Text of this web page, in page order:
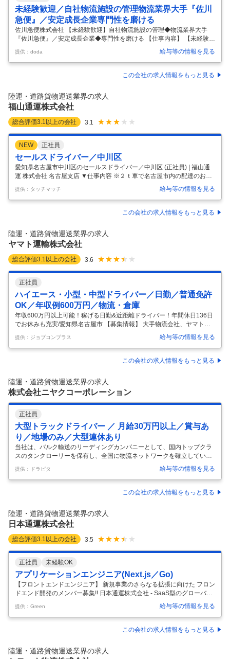
未経験歓迎／自社物流施設の管理物流業界大手『佐川
急便』／安定成長企業専門性を磨ける
佐川急便株式会社 【未経験歓迎】自社物流施設の管理◆物流業界大手
『佐川急便』／安定成長企業◆専門性を磨ける 【仕事内容】 【未経験歓
迎】自社物流施設の管理◆物流業界大手『佐川急便』／安定成長企業◆
専門性を磨ける 【具体的な仕事内容】 ～自社使用物流施設の管理／現場
対応少なめ／安定環境で専門性を磨く／物流業界大手『佐川急便』で安
定就業～ ■業務内容： ・物流業界のリーディングカンパニーである当社
します。 ・本ポジションは施工・工事の現場で手を動かす仕事ではな
く、修繕・設備管理に関わる事務処理や社内外調整が中心です。 ・未経
験の方でも…
提供：doda 給与等の情報を見る
この会社の求人情報をもっと見る
陸運・道路貨物運送業界の求人
福山通運株式会社
総合評価3.1 以上の会社 3.1
NEW 正社員
セールスドライバー／中川区
愛知県名古屋市中川区のセールスドライバー／中川区 (正社員) | 福山通
運 株式会社 名古屋支店 ▼仕事内容 ※２ｔ車で名古屋市内の配達のお仕
事です※２ヶ月の研修期間を設けています。 先輩と同行しながら、実務
的に商品知識と運転について教育を丁寧に行います。 初心者の方でもご
安心下さい。 ベテランドライバーが親切に教育させていただきます。 免
許支援制度もあります。 （変更範囲：原則なし） (愛知県名古屋市中川
与 月給201000〜385000円 (基本給（月額平均）又は時間額 月平均労働
日数（21.2日）)85000〜8…
提供：タッチマッチ 給与等の情報を見る
この会社の求人情報をもっと見る
陸運・道路貨物運送業界の求人
ヤマト運輸株式会社
総合評価3.1 以上の会社 3.6
正社員
ハイエース・小型・中型ドライバー／日勤／普通免許
OK／年収例600万円／物流・倉庫
年収600万円以上可能！稼げる日勤&近距離ドライバー！年間休日136日
でお休みも充実/愛知県名古屋市 【募集情報】 大手物流会社、ヤマト運
輸で「今より高収入」を目指しませんか？ 日勤専属×近距離配送のた
め、 体に無理をして稼ぐ生活にはなりません。 追加歩合給や各種手当が
あるため、 年収600万円以上が可能です！ 【仕事内容】 業種：物流・倉
庫 職種：ドライバー ハイエース・小型・中型ドライバー/日勤/普通免許
ラックでの近距離配送をお任せします。 ＜具体的には＞ カーナビを使っ
て担当エリアを回るルート配送です。 お客様へ
提供：ジョブコンプラス 給与等の情報を見る
この会社の求人情報をもっと見る
陸運・道路貨物運送業界の求人
株式会社ニヤクコーポレーション
正社員
大型トラックドライバー ／ 月給30万円以上／賞与あ
り／地場のみ／大型連休あり
当社は、バルク輸送のリーディングカンパニーとして、国内トップクラ
スのタンクローリーを保有し、全国に物流ネットワークを確立していま
す。”Safety is our business"をスローガンに、日々安全輸送、安全作業
を心掛け、日本経済の発展を物流面から支える役目を果たしています。
また、女性の就労環境も整備しております。全ての従業員が安心して働
ける職場を心掛けております。 国内最多のタンクローリーを保有するリ
全に働ける職場です。 石油・高圧ガス・化学品・食品飲料等の輸送業務
…
提供：ドラピタ 給与等の情報を見る
この会社の求人情報をもっと見る
陸運・道路貨物運送業界の求人
日本通運株式会社
総合評価3.1 以上の会社 3.5
正社員 未経験OK
アプリケーションエンジニア(Next.js／Go)
【フロントエンドエンジニア】 新規事業のさらなる拡張に向けた フロン
ドエンド開発のメンバー募集!! 日本通運株式会社 - SaaS型のグローバル
ロジスティクス新事業 「DCX(Digital Commerce Transformation)プロジ
ェクト」 仕事内容 ・ 技術選定から意思決定に携わることができます! ・
モダンな環境に関わることができます! ・ エンジニアとしてキャリアを
蓄積できます! フロントエンドエンジニアとして、UI/UXやデザインの知
積極的にチャレンジする社風のため、自ら成長していきたい！という方
を募集して…
提供：Green 給与等の情報を見る
この会社の求人情報をもっと見る
陸運・道路貨物運送業界の求人